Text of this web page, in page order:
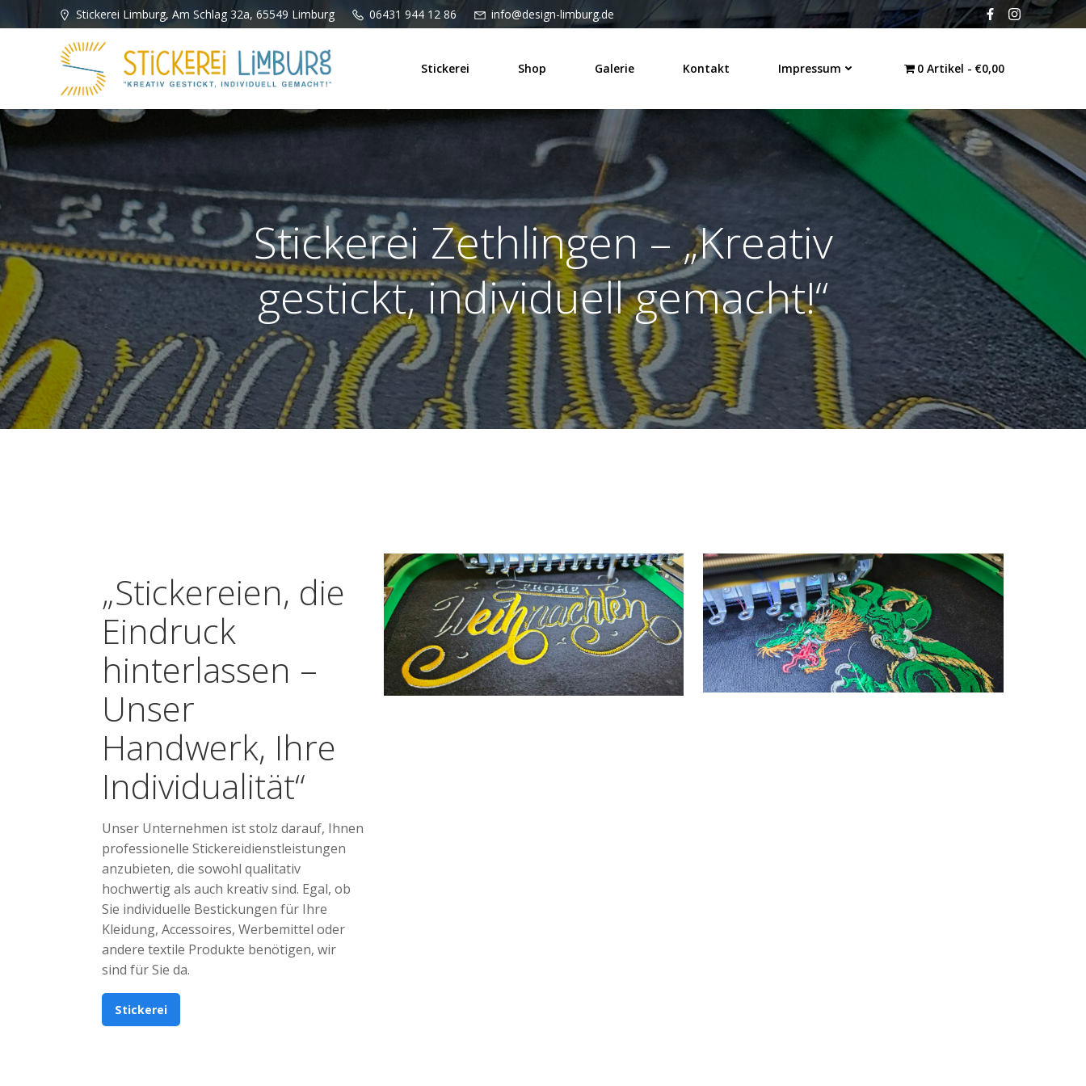
Inhalt
Stickerei Limburg, Am Schlag 32a, 65549 Limburg 06431 944 12 86 info@design-limburg.de
Stickerei Shop Galerie Kontakt Impressum 0 Artikel €0,00
Stickerei Zethlingen – „Kreativ
gestickt, individuell gemacht!“
„Stickereien, die
Eindruck
hinterlassen –
Unser
Handwerk, Ihre
Individualität“
Unser Unternehmen ist stolz darauf, Ihnen
professionelle Stickereidienstleistungen
anzubieten, die sowohl qualitativ
hochwertig als auch kreativ sind. Egal, ob
Sie individuelle Bestickungen für Ihre
Kleidung, Accessoires, Werbemittel oder
andere textile Produkte benötigen, wir
sind für Sie da.
Stickerei